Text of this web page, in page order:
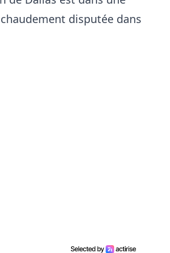
disputée dans